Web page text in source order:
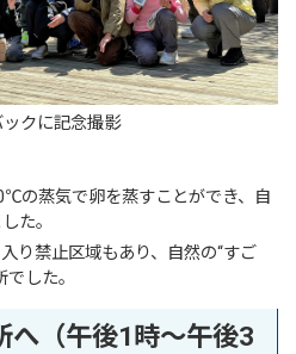
クに記念撮影
の蒸気で卵を蒸すことができ、自
た。
り禁止区域もあり、自然の“すご
した。
へ（午後1時〜午後3